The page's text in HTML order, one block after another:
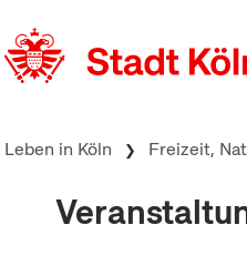
Leben in Köln Freizeit,